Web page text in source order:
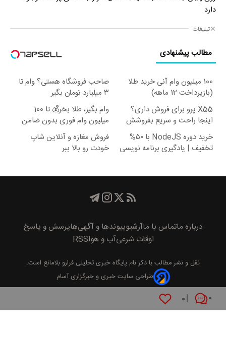
۰ ۰
دارد
تبلیغات
مطالب پیشنهادی
100 میلیون وام آنی خرید طلا
(بازپرداخت 12 ماهه)
صاحب فروشگاه هستی؟ وام تا
۳ میلیارد تومان بگیر
X55 پرو برای فروش داری؟
اینجا راحت و سریع بفروشش
وام بگیر، طلا بخر💰 تا 100
میلیون وام فوری بدون ضامن
خرید دوره NodeJS با ۵۰%
تخفیف | یادگیری برنامه نویسی
فروش مغازه و آنلاین شاپ
خودت رو بالا ببر
درباره ماتماس با ماآرشیوپیوند‌ها و آگهی‌هاپرسش و پاسخ
اوقات شرعیآب و هواRSS
نقل و نشر مطالب با ذکر نام پايگاه خبری تحليلی فراروبلامانع است.
طراحی سایت خبری و خبرگزاری آسام